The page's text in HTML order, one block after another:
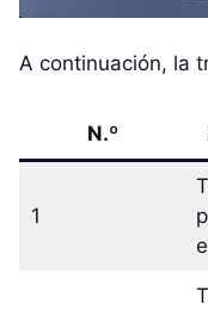
A continuación, la
N.º
1